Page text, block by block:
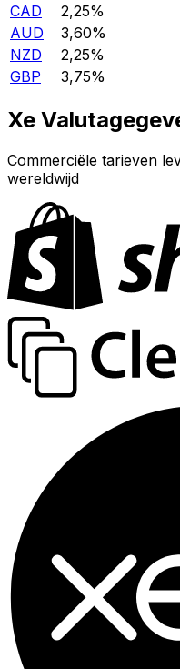
CAD
2,25%
AUD
3,60%
NZD
2,25%
GBP
3,75%
Xe
Commerciële tarieven
wereldwijd